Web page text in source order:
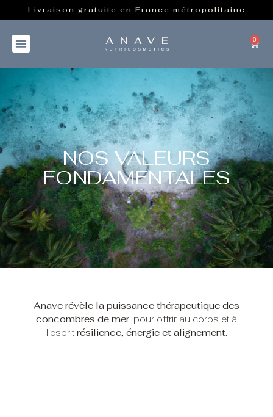
Livraison gratuite en France métropolitaine
0
NOS VALEURS
FONDAMENTALES
Anave révèle la puissance thérapeutique des
concombres de mer, pour offrir au corps et à
l’esprit résilience, énergie et alignement.